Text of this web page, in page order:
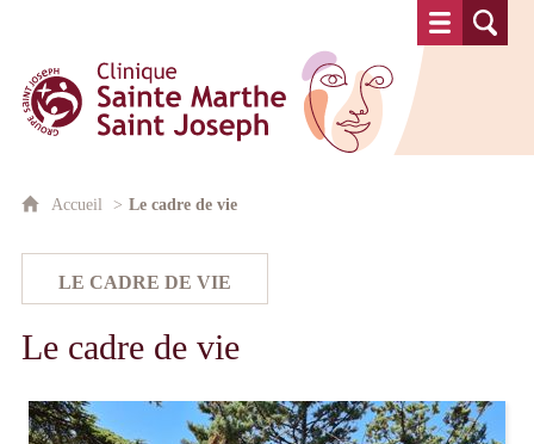
Clinique Sainte Marthe Saint
Accueil Le cadre de vie
Le cadre de vie